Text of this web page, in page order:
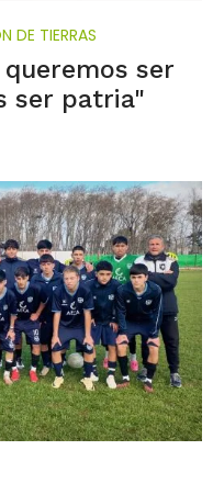
DE TIERRAS
ser
ser patria"